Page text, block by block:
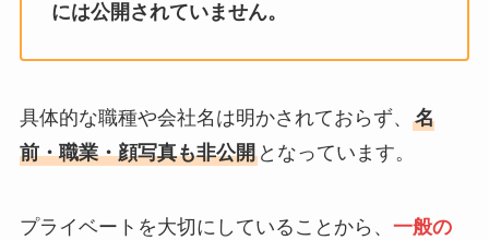
には公開されていません。
具体的な職種や会社名は明かされておらず、 名
前・職業・顔写真も非公開となっています。
プライベートを大切にしていることから、 一般の